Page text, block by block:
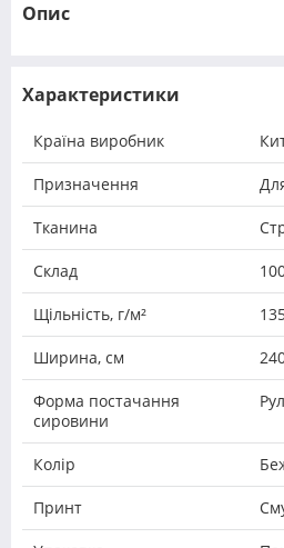
Опис
Характеристики
Країна виробник
Призначення
Тканина
Склад
Щільність, г/м²
Ширина, см
Форма постачання
сировини
Колір
Принт